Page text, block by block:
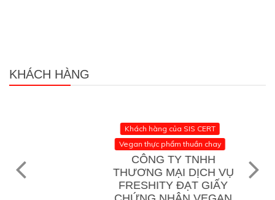
KHÁCH HÀNG
Khách hàng của SIS CERT
Vegan thực phẩm thuần chay
CÔNG TY TNHH
THƯƠNG MẠI DỊCH VỤ
FRESHITY ĐẠT GIẤY